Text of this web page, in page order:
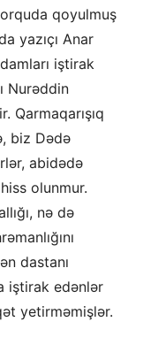
qoyulmuş
yazıçı Anar
iştirak
Nurəddin
Qarmaqarışıq
biz Dədə
abidədə
olunmur.
nə də
dastanı
iştirak edənlər
yetirməmişlər.